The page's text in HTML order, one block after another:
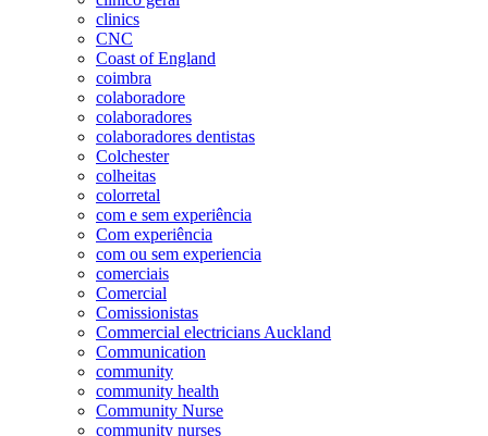
clinics
CNC
Coast of England
coimbra
colaboradore
colaboradores
colaboradores dentistas
Colchester
colheitas
colorretal
com e sem experiência
Com experiência
com ou sem experiencia
comerciais
Comercial
Comissionistas
Commercial electricians Auckland
Communication
community
community health
Community Nurse
community nurses